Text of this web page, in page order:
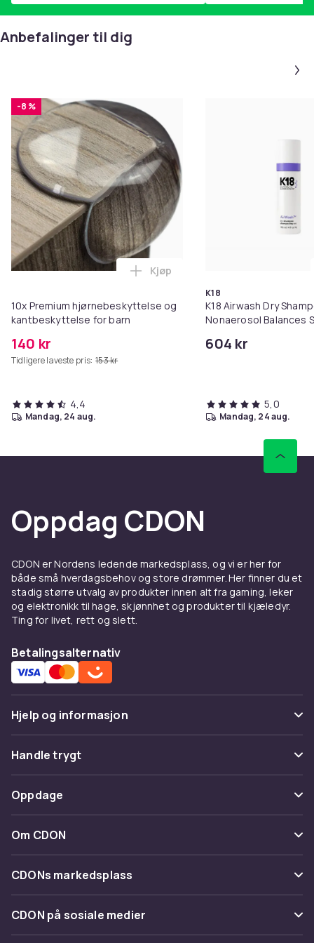
Anbefalinger til dig
-8 %
10x Premium hjørnebeskyttelse og
kantbeskyttelse for barn
140 kr
Tidligere laveste pris: 153 kr
Legg 10x Premium
Kjøp
4,4
mandag, 24 aug.
K18
K18 Airwash Dry
Nonaerosol Balances
604 kr
5,0
mandag, 24 aug.
Oppdag CDON
CDON er Nordens ledende markedsplass, og vi er her for
både små hverdagsbehov og store drømmer. Her finner du et
stadig større utvalg av produkter innen alt fra gaming, leker
og elektronikk til hage, skjønnhet og produkter til kjæledyr.
Ting for livet, rett og slett.
Betalingsalternativ
Hjelp og informasjon
Vanlige spørsmål
Spor pakke
Angre & returner her
Kontakt oss
Handle trygt
Betaling
Levering
Tilbakekallinger
Oppdage
Kategorier
Varemerker
Om CDON
Om oss
Kundeanmeldelser
Jobbe på CDON
CDONs markedsplass
Merchant Help Center
CDON på sosiale medier